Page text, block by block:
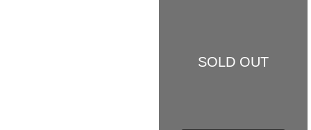
SOLD OUT